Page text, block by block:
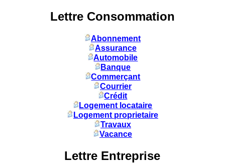
Lettre Consommation
Abonnement
Assurance
Automobile
Banque
Commerçant
Courrier
Crédit
Logement locataire
Logement proprietaire
Travaux
Vacance
Lettre Entreprise